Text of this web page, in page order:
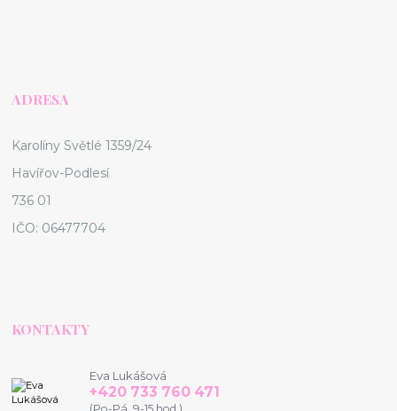
ADRESA
Karolíny Světlé 1359/24
Havířov-Podlesí
736 01
IČO: 06477704
KONTAKTY
Eva Lukášová
+420 733 760 471